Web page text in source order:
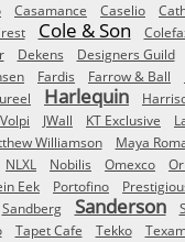
Casamance Caselio
Cole & Son
Dekens Designers Guild
Fardis Farrow & Ball
Harlequin
JWall KT Exclusive
Williamson Maya
NLXL Nobilis Omexco
Eek Portofino
Sandberg Sanderson
Tapet Cafe Tekko